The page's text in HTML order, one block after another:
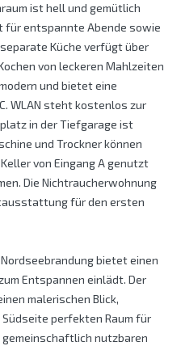
ist hell und gemütlich
für entspannte Abende sowie
Küche verfügt über
von leckeren Mahlzeiten
und bietet eine
WLAN steht kostenlos zur
in der Tiefgarage ist
und Trockner können
von Eingang A genutzt
Die Nichtraucherwohnung
für den ersten
Nordseebrandung bietet einen
Entspannen einlädt. Der
malerischen Blick,
perfekten Raum für
nutzbaren